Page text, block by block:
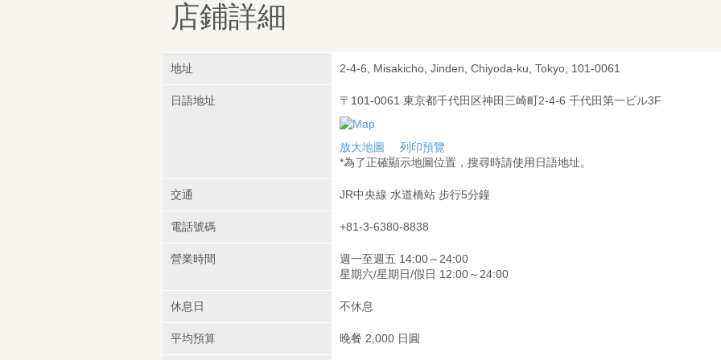
店鋪詳細
地址 2-4-6, Misakicho, Jinden, Chiyoda-ku, Tokyo, 101-0061
日語地址 〒101-0061 東京都千代田区神田三崎町2-4-6 千代田第一ビル3F
放大地圖
列印預覽
*為了正確顯示地圖位置，搜尋時請使用日語地址。
交通 JR中央線 水道橋站 步行5分鐘
電話號碼 +81-3-6380-8838
營業時間
週一至週五 14:00～24:00
星期六/星期日/假日 12:00～24:00
休息日 不休息
平均預算 晚餐 2,000 日圓